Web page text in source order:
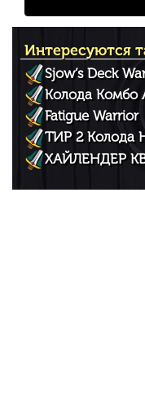
Интересуются
Sjow’s Deck
Колода Комбо
Fatigue Warrior
ТИР 2 Колода
ХАЙЛЕНДЕР